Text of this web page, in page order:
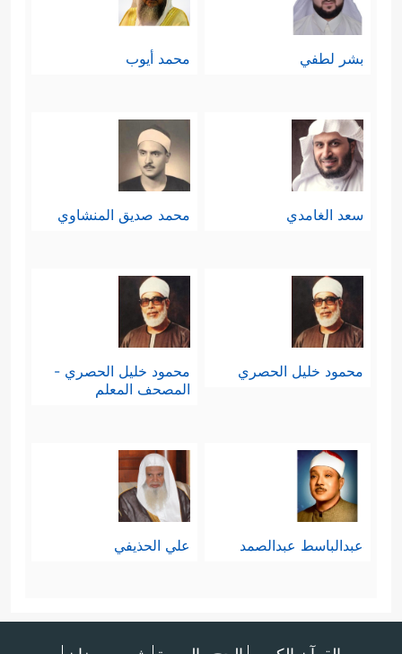
بشر لطفي محمد أيوب
سعد الغامدي محمد صديق المنشاوي
محمود خليل الحصري
محمود خليل الحصري -
المصحف المعلم
عبدالباسط عبدالصمد علي الحذيفي